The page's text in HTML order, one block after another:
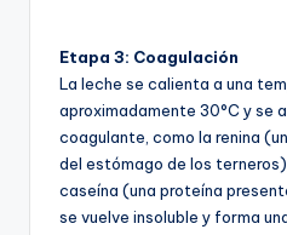
Etapa 3: Coagulación
La leche se calienta a una
aproximadamente 30°C y se
coagulante, como la renina
del estómago de los
caseína (una proteína
se vuelve insoluble y forma